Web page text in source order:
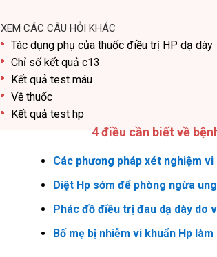
XEM CÁC CÂU HỎI KHÁC
Tác dụng phụ của thuốc điều trị HP dạ dày
Chỉ số kết quả c13
Kết quả test máu
Về thuốc
Kết quả test hp
4 điều cần biết về
Các phương pháp xét nghiệm
Diệt Hp sớm để phòng ngừa
Phác đồ điều trị đau dạ dày do
Bố mẹ bị nhiễm vi khuẩn Hp